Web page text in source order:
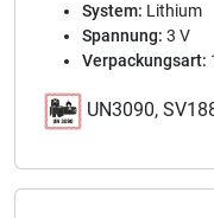
System: Lithium
Spannung: 3 V
Verpackungsart:
UN3090,